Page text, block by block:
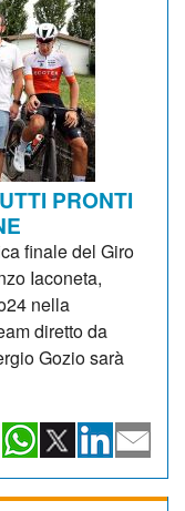
PRONTI
finale del Giro
Iaconeta,
nella
diretto da
Gozio sarà